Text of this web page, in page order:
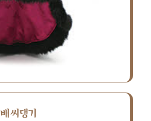
배씨댕기